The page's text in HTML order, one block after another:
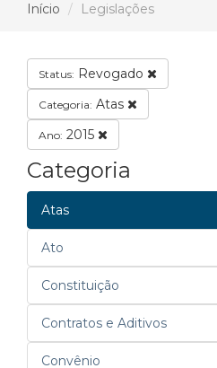
Início Legislações
Status: Revogado
Categoria: Atas
Ano: 2015
Categoria
Atas
Ato
Constituição
Contratos e Aditivos
Convênio